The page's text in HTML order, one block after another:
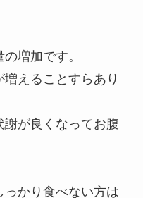
増加です。
えることすらあり
が良くなってお腹
かり食べない方は